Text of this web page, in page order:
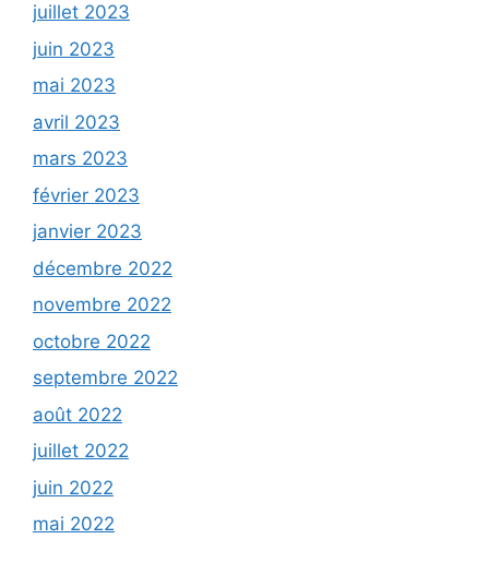
juillet 2023
juin 2023
mai 2023
avril 2023
mars 2023
février 2023
janvier 2023
décembre 2022
novembre 2022
octobre 2022
septembre 2022
août 2022
juillet 2022
juin 2022
mai 2022